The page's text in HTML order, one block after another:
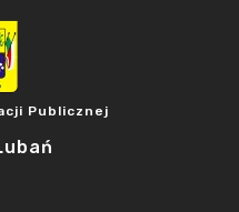
Publicznej